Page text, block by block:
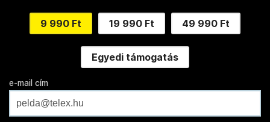
9 990 Ft 19 990 Ft 49 990 Ft
Egyedi támogatás
e-mail cím